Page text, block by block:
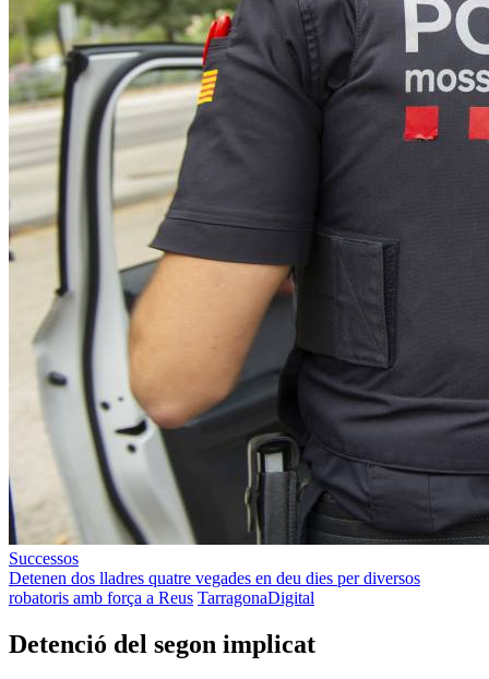
Successos
Detenen dos lladres quatre vegades en deu dies per diversos
robatoris amb força a Reus TarragonaDigital
Detenció del segon implicat